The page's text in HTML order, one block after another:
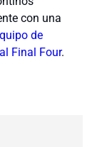
con una
de
Final Four.